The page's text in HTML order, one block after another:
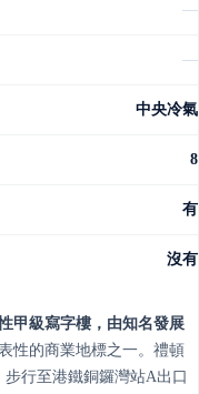
—
—
中央冷氣
8
有
沒有
甲級寫字樓，由知名發展
性的商業地標之一。禮頓
行至港鐵銅鑼灣站A出口